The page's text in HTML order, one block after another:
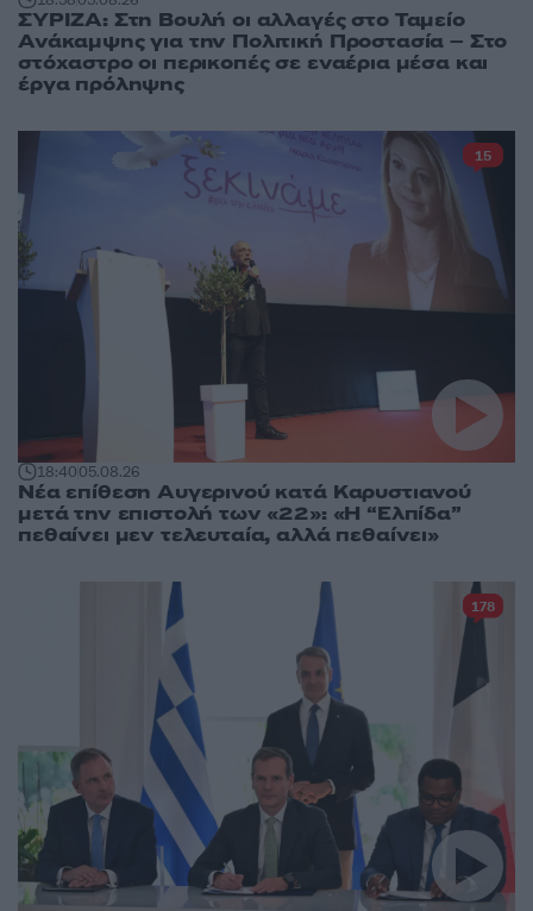
ΣΥΡΙΖΑ: Στη Βουλή οι αλλαγές στο Ταμείο
Ανάκαμψης για την Πολιτική Προστασία – Στο
στόχαστρο οι περικοπές σε εναέρια μέσα και
έργα πρόληψης
18:4005.08.26
Νέα επίθεση Αυγερινού κατά Καρυστιανού
μετά την επιστολή των «22»: «Η “Ελπίδα”
πεθαίνει μεν τελευταία, αλλά πεθαίνει»
15
178